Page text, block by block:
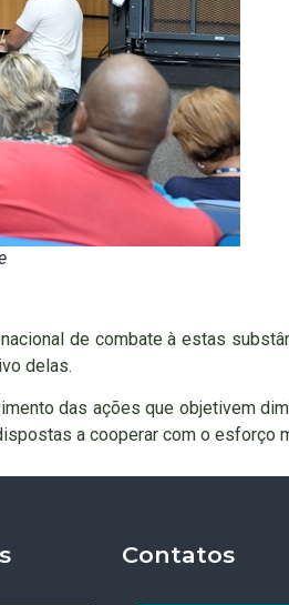
de combate à estas
delas.
das ações que objetivem
a cooperar com o esforço
Contatos